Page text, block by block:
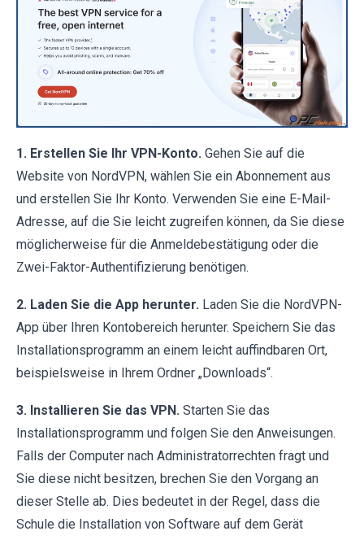
1. Erstellen Sie Ihr VPN-Konto. Gehen Sie auf die
Website von NordVPN, wählen Sie ein Abonnement aus
und erstellen Sie Ihr Konto. Verwenden Sie eine E-Mail-
Adresse, auf die Sie leicht zugreifen können, da Sie diese
möglicherweise für die Anmeldebestätigung oder die
Zwei-Faktor-Authentifizierung benötigen.
2. Laden Sie die App herunter. Laden Sie die NordVPN-
App über Ihren Kontobereich herunter. Speichern Sie das
Installationsprogramm an einem leicht auffindbaren Ort,
beispielsweise in Ihrem Ordner „Downloads“.
3. Installieren Sie das VPN. Starten Sie das
Installationsprogramm und folgen Sie den Anweisungen.
Falls der Computer nach Administratorrechten fragt und
Sie diese nicht besitzen, brechen Sie den Vorgang an
dieser Stelle ab. Dies bedeutet in der Regel, dass die
Schule die Installation von Software auf dem Gerät